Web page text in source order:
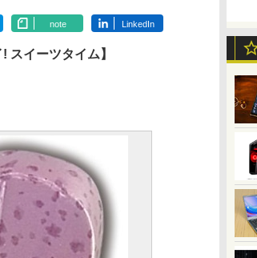
note LinkedIn
スイーツタイム】